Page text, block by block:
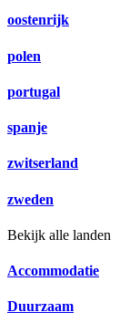
oostenrijk
polen
portugal
spanje
zwitserland
zweden
Bekijk alle landen
Accommodatie
Duurzaam